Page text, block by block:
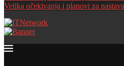
Velika očekivanja i planovi za